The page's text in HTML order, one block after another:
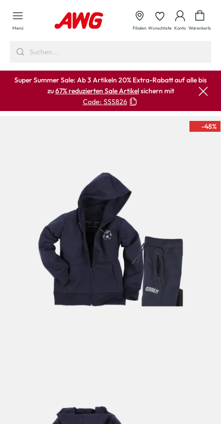
springen
Menü Filialen Wunschliste Konto Warenkorb
Super Summer Sale: Ab 3 Artikeln 20% Extra-Rabatt auf alle bis
zu67% reduzierten Sale Artikelsichern mit
Code: SSS826
-48%